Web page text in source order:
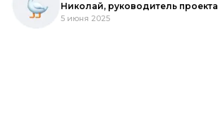
Николай, руководитель проекта
5 июня 2025